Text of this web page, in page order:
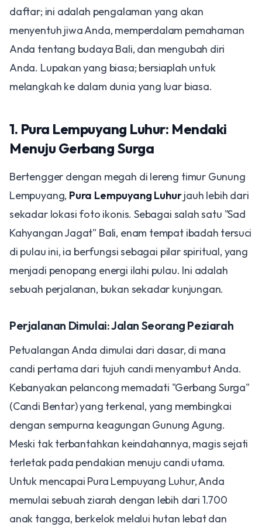
daftar; ini adalah pengalaman yang akan
menyentuh jiwa Anda, memperdalam pemahaman
Anda tentang budaya Bali, dan mengubah diri
Anda. Lupakan yang biasa; bersiaplah untuk
melangkah ke dalam dunia yang luar biasa.
1. Pura Lempuyang Luhur: Mendaki
Menuju Gerbang Surga
Bertengger dengan megah di lereng timur Gunung
Lempuyang, Pura Lempuyang Luhurjauh lebih dari
sekadar lokasi foto ikonis. Sebagai salah satu "Sad
Kahyangan Jagat" Bali, enam tempat ibadah tersuci
di pulau ini, ia berfungsi sebagai pilar spiritual, yang
menjadi penopang energi ilahi pulau. Ini adalah
sebuah perjalanan, bukan sekadar kunjungan.
Perjalanan Dimulai: Jalan Seorang Peziarah
Petualangan Anda dimulai dari dasar, di mana
candi pertama dari tujuh candi menyambut Anda.
Kebanyakan pelancong memadati "Gerbang Surga"
(Candi Bentar) yang terkenal, yang membingkai
dengan sempurna keagungan Gunung Agung.
Meski tak terbantahkan keindahannya, magis sejati
terletak pada pendakian menuju candi utama.
Untuk mencapai Pura Lempuyang Luhur, Anda
memulai sebuah ziarah dengan lebih dari 1.700
anak tangga, berkelok melalui hutan lebat dan